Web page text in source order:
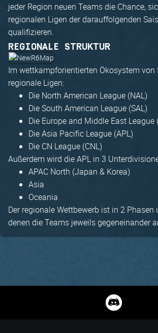
jeder Region neuen Teams die Chance,
regionalen Ligen der darauffolgenden
qualifizieren.
REGIONALE STRUKTUR
Im wettkampforientierten Ökosystem von
regionale Ligen:
Die North American League (NAL)
Die South American League (SAL)
Die Europe and Middle East League
Die Asia Pacific League (APL)
Die CN League (CNL)
Außerdem wird die APL in 3
APAC North (Japan & Korea)
Asia
Oceania
Der regionale Wettbewerb ist in 2 Phasen
denen die Teams jeweils gegeneinander